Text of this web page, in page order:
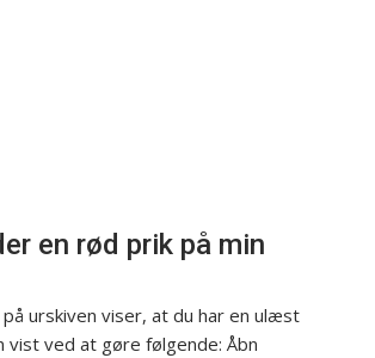
en rød prik på min
urskiven viser, at du har en ulæst
vist ved at gøre følgende: Åbn